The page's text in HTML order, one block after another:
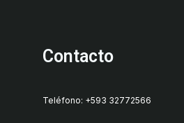
Contacto
Teléfono: +593 32772566